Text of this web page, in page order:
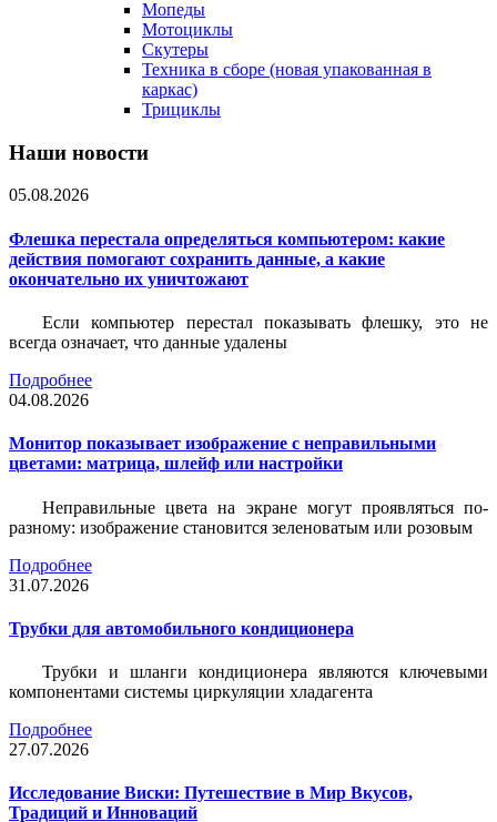
Мопеды
Мотоциклы
Скутеры
Техника в сборе (новая упакованная в
каркас)
Трициклы
Наши новости
05.08.2026
Флешка перестала определяться компьютером: какие
действия помогают сохранить данные, а какие
окончательно их уничтожают
Если компьютер перестал показывать флешку, это не
всегда означает, что данные удалены
Подробнее
04.08.2026
Монитор показывает изображение с неправильными
цветами: матрица, шлейф или настройки
Неправильные цвета на экране могут проявляться по-
разному: изображение становится зеленоватым или розовым
Подробнее
31.07.2026
Трубки для автомобильного кондиционера
Трубки и шланги кондиционера являются ключевыми
компонентами системы циркуляции хладагента
Подробнее
27.07.2026
Исследование Виски: Путешествие в Мир Вкусов,
Традиций и Инноваций